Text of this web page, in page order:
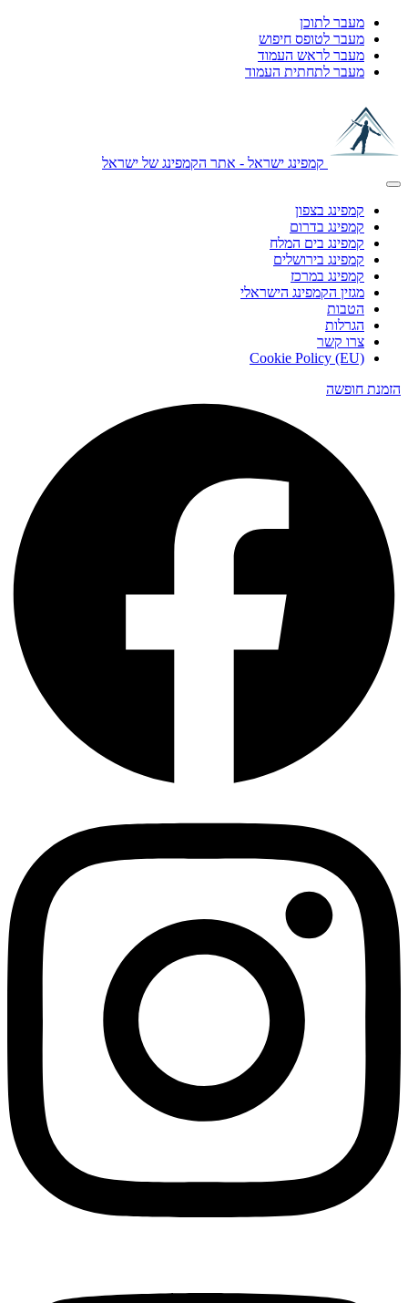
מעבר לתוכן
מעבר לטופס חיפוש
מעבר לראש העמוד
מעבר לתחתית העמוד
קמפינג ישראל - אתר הקמפינג של ישראל
קמפינג בצפון
קמפינג בדרום
קמפינג בים המלח
קמפינג בירושלים
קמפינג במרכז
מגזין הקמפינג הישראלי
הטבות
הגרלות
צרו קשר
Cookie Policy (EU)
הזמנת חופשה